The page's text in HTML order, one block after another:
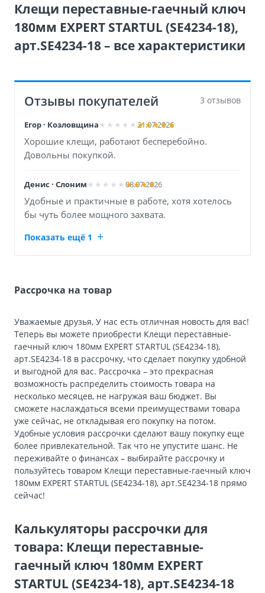
Клещи переставные-гаечный ключ
180мм EXPERT STARTUL (SE4234-18),
арт.SE4234-18 – все характеристики
Отзывы покупателей 3 отзывов
Егор · Козловщина 21.07.2026
Хорошие клещи, работают бесперебойно.
Довольны покупкой.
Денис · Слоним 08.07.2026
Удобные и практичные в работе, хотя хотелось
бы чуть более мощного захвата.
Показать ещё 1
Рассрочка на товар
Уважаемые друзья, У нас есть отличная новость для вас!
Теперь вы можете приобрести Клещи переставные-
гаечный ключ 180мм EXPERT STARTUL (SE4234-18),
арт.SE4234-18 в рассрочку, что сделает покупку удобной
и выгодной для вас. Рассрочка – это прекрасная
возможность распределить стоимость товара на
несколько месяцев, не нагружая ваш бюджет. Вы
сможете наслаждаться всеми преимуществами товара
уже сейчас, не откладывая его покупку на потом.
Удобные условия рассрочки сделают вашу покупку еще
более привлекательной. Так что не упустите шанс. Не
переживайте о финансах – выбирайте рассрочку и
пользуйтесь товаром Клещи переставные-гаечный ключ
180мм EXPERT STARTUL (SE4234-18), арт.SE4234-18 прямо
сейчас!
Калькуляторы рассрочки для
товара: Клещи переставные-
гаечный ключ 180мм EXPERT
STARTUL (SE4234-18), арт.SE4234-18